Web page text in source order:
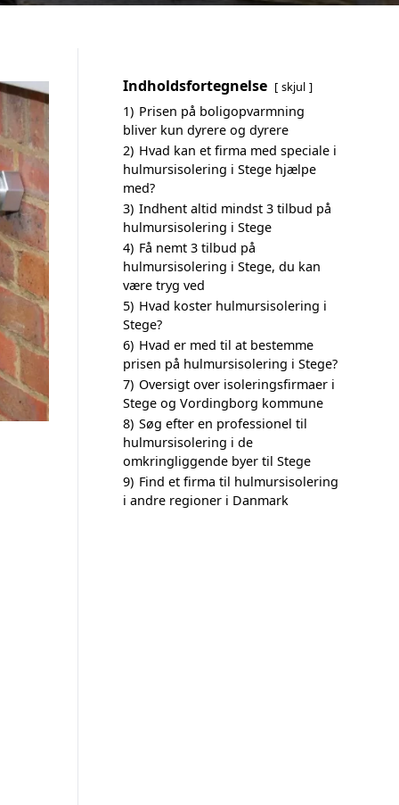
Indholdsfortegnelse skjul
1) Prisen på boligopvarmning
bliver kun dyrere og dyrere
2) Hvad kan et firma med speciale i
hulmursisolering i Stege hjælpe
med?
3) Indhent altid mindst 3 tilbud på
hulmursisolering i Stege
4) Få nemt 3 tilbud på
hulmursisolering i Stege, du kan
være tryg ved
5) Hvad koster hulmursisolering i
Stege?
6) Hvad er med til at bestemme
prisen på hulmursisolering i Stege?
7) Oversigt over isoleringsfirmaer i
Stege og Vordingborg kommune
8) Søg efter en professionel til
hulmursisolering i de
omkringliggende byer til Stege
9) Find et firma til hulmursisolering
i andre regioner i Danmark